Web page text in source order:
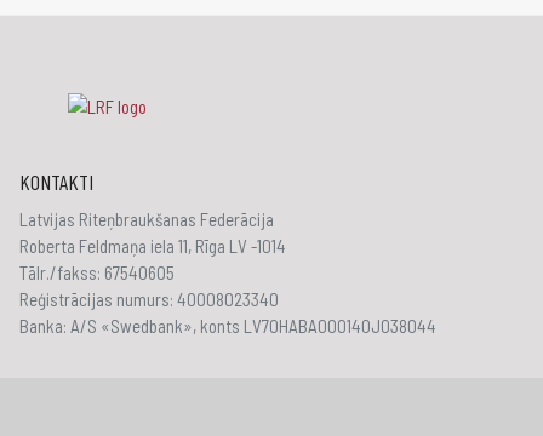
KONTAKTI
Latvijas Riteņbraukšanas Federācija
Roberta Feldmaņa iela 11, Rīga LV -1014
Tālr./fakss: 67540605
Reģistrācijas numurs: 40008023340
Banka: A/S «Swedbank», konts LV70HABA000140J038044